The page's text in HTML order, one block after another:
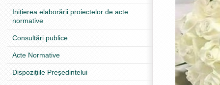
Inițierea elaborării proiectelor de acte
normative
Consultări publice
Acte Normative
Dispozițiile Președintelui